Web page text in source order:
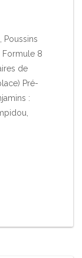
Poussins
Formule 8
de
Pré-
: